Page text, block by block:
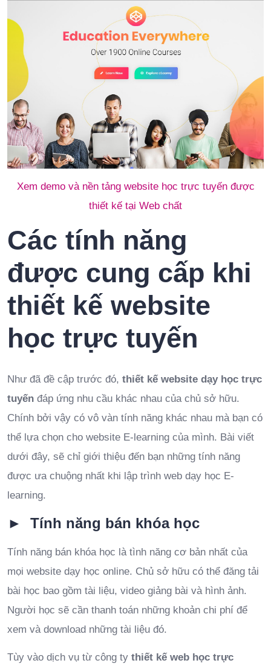
Xem demo và nền tảng website học trực tuyến được
thiết kế tại Web chất
Các tính năng
được cung cấp khi
thiết kế website
học trực tuyến
Như đã đề cập trước đó, thiết kế website dạy học trực
tuyến đáp ứng nhu cầu khác nhau của chủ sở hữu.
Chính bởi vậy có vô vàn tính năng khác nhau mà bạn có
thể lựa chọn cho website E-learning của mình. Bài viết
dưới đây, sẽ chỉ giới thiệu đến bạn những tính năng
được ưa chuộng nhất khi lập trình web dạy học E-
learning.
► Tính năng bán khóa học
Tính năng bán khóa học là tình năng cơ bản nhất của
mọi website dạy học online. Chủ sở hữu có thể đăng tải
bài học bao gồm tài liệu, video giảng bài và hình ảnh.
Người học sẽ cần thanh toán những khoản chi phí để
xem và download những tài liệu đó.
Tùy vào dịch vụ từ công ty thiết kế web học trực